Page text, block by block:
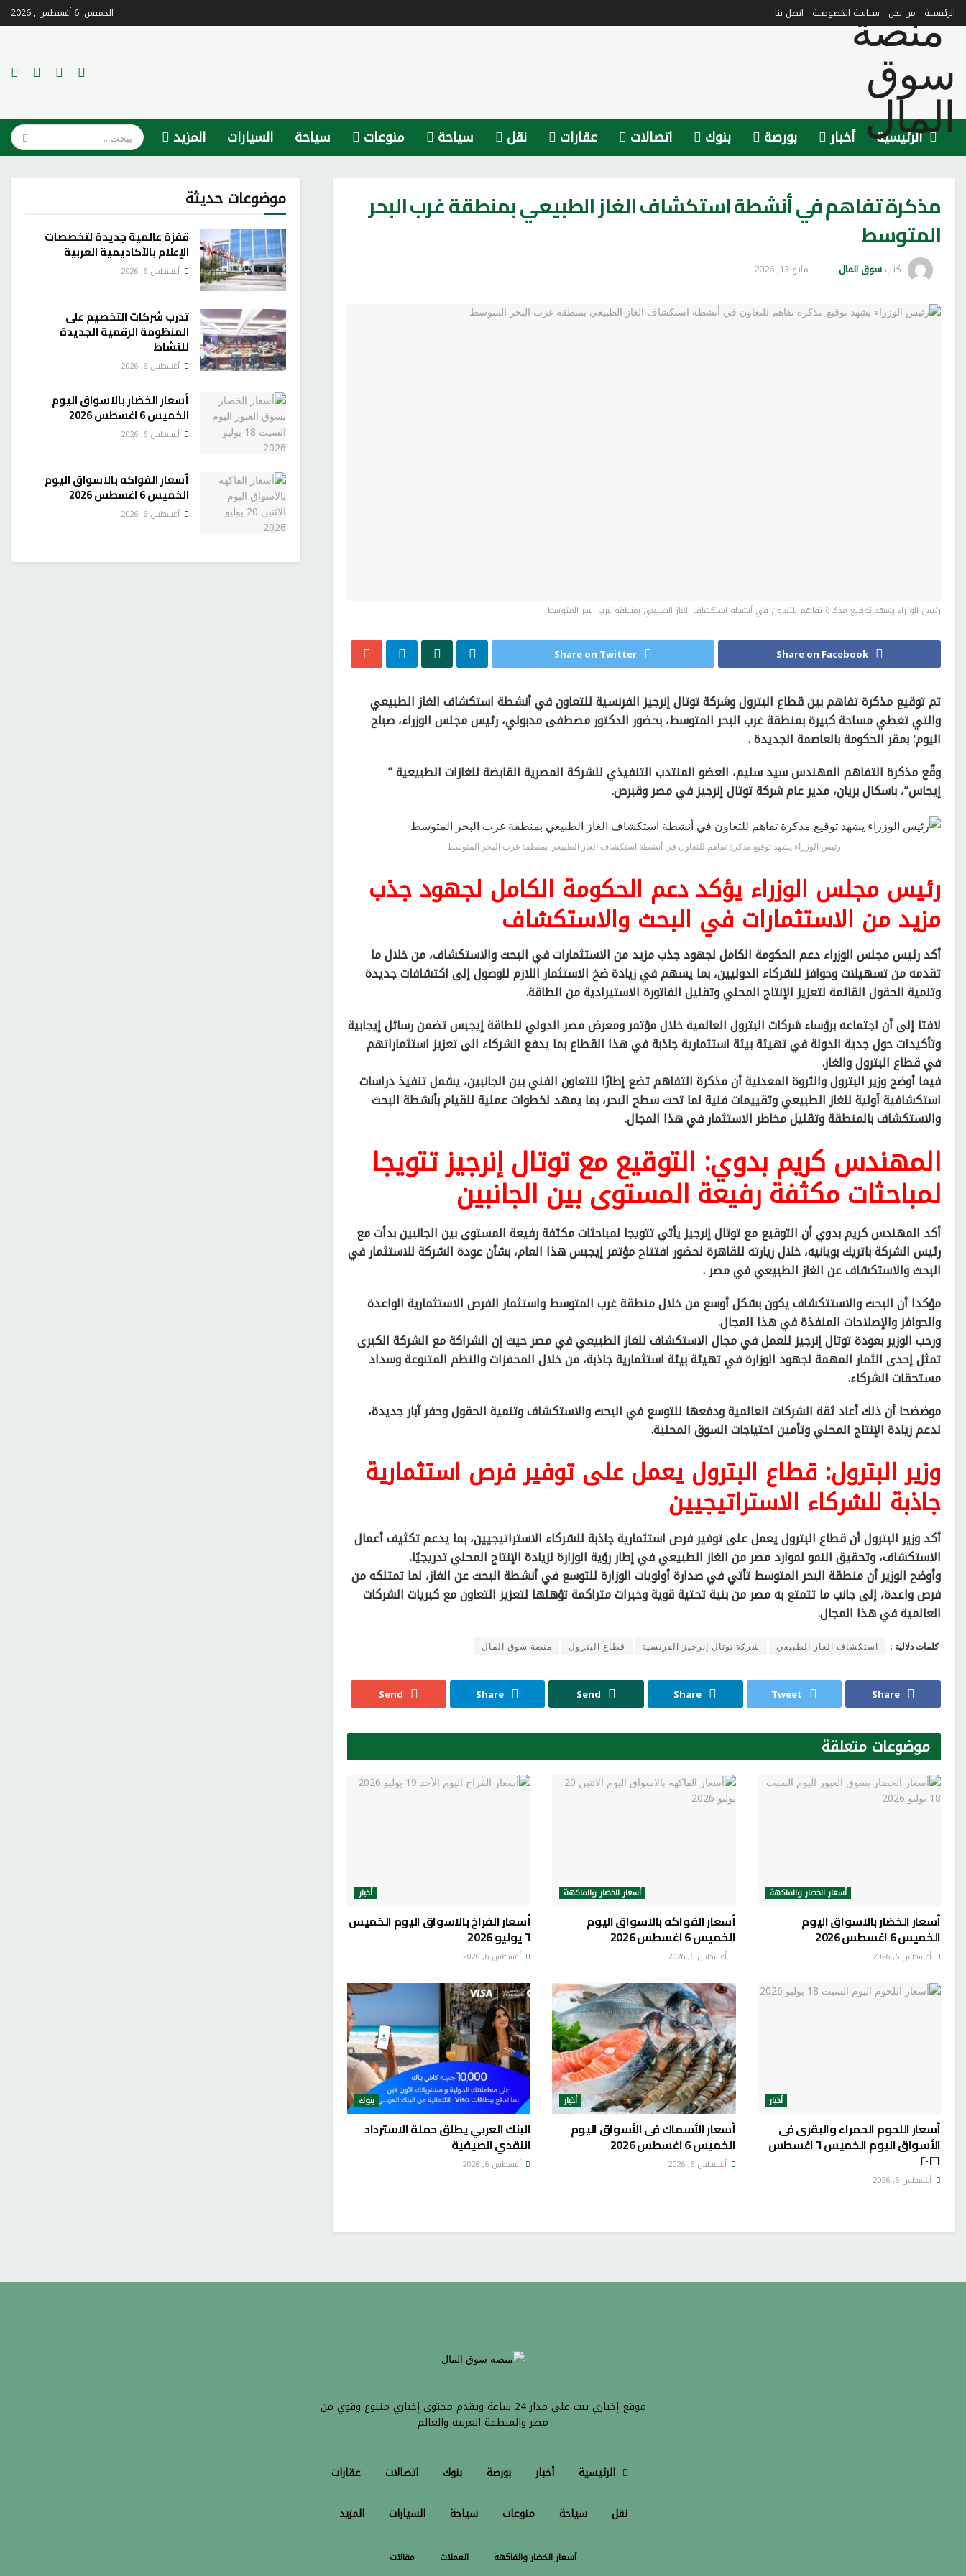
الرئيسية من نحن سياسة الخصوصية اتصل بنا الخميس, 6 أغسطس , 2026
الرئيسية أخبار بورصة بنوك اتصالات عقارات نقل سياحة منوعات سياحة السيارات المزيد
مذكرة تفاهم في أنشطة استكشاف الغاز الطبيعي بمنطقة غرب البحر
المتوسط
كتب سوق المال مايو 13, 2026
رئيس الوزراء يشهد توقيع مذكرة تفاهم للتعاون في أنشطة استكشاف الغاز الطبيعي بمنطقة غرب البحر المتوسط
Share on Facebook
Share on Twitter
تم توقيع مذكرة تفاهم بين قطاع البترول وشركة توتال إنرجيز الفرنسية للتعاون في أنشطة استكشاف الغاز الطبيعي
والتي تغطي مساحة كبيرة بمنطقة غرب البحر المتوسط، بحضور الدكتور مصطفى مدبولي، رئيس مجلس الوزراء، صباح
اليوم؛ بمقر الحكومة بالعاصمة الجديدة .
وقّع مذكرة التفاهم المهندس سيد سليم، العضو المنتدب التنفيذي للشركة المصرية القابضة للغازات الطبيعية ”
إيجاس”، باسكال بريان، مدير عام شركة توتال إنرجيز في مصر وقبرص.
رئيس الوزراء يشهد توقيع مذكرة تفاهم للتعاون في أنشطة استكشاف الغاز الطبيعي بمنطقة غرب البحر المتوسط
رئيس مجلس الوزراء يؤكد دعم الحكومة الكامل لجهود جذب
مزيد من الاستثمارات في البحث والاستكشاف
أكد رئيس مجلس الوزراء دعم الحكومة الكامل لجهود جذب مزيد من الاستثمارات في البحث والاستكشاف، من خلال ما
تقدمه من تسهيلات وحوافز للشركاء الدوليين، بما يسهم في زيادة ضخ الاستثمار اللازم للوصول إلى اكتشافات جديدة
وتنمية الحقول القائمة لتعزيز الإنتاج المحلي وتقليل الفاتورة الاستيرادية من الطاقة.
لافتا إلى أن اجتماعه برؤساء شركات البترول العالمية خلال مؤتمر ومعرض مصر الدولي للطاقة إيجبس تضمن رسائل إيجابية
وتأكيدات حول جدية الدولة في تهيئة بيئة استثمارية جاذبة في هذا القطاع بما يدفع الشركاء الى تعزيز استثماراتهم
في قطاع البترول والغاز.
فيما أوضح وزير البترول والثروة المعدنية أن مذكرة التفاهم تضع إطارًا للتعاون الفني بين الجانبين، يشمل تنفيذ دراسات
استكشافية أولية للغاز الطبيعي وتقييمات فنية لما تحت سطح البحر، بما يمهد لخطوات عملية للقيام بأنشطة البحث
والاستكشاف بالمنطقة وتقليل مخاطر الاستثمار في هذا المجال.
المهندس كريم بدوي: التوقيع مع توتال إنرجيز تتويجا
لمباحثات مكثفة رفيعة المستوى بين الجانبين
أكد المهندس كريم بدوي أن التوقيع مع توتال إنرجيز يأتي تتويجا لمباحثات مكثفة رفيعة المستوى بين الجانبين بدأت مع
رئيس الشركة باتريك بويانيه، خلال زيارته للقاهرة لحضور افتتاح مؤتمر إيجبس هذا العام، بشأن عودة الشركة للاستثمار في
البحث والاستكشاف عن الغاز الطبيعي في مصر .
مؤكدا أن البحث والاستتكشاف يكون بشكل أوسع من خلال منطقة غرب المتوسط واستثمار الفرص الاستثمارية الواعدة
والحوافز والإصلاحات المنفذة في هذا المجال.
ورحب الوزير بعودة توتال إنرجيز للعمل في مجال الاستكشاف للغاز الطبيعي في مصر حيث إن الشراكة مع الشركة الكبرى
تمثل إحدى الثمار المهمة لجهود الوزارة في تهيئة بيئة استثمارية جاذبة، من خلال المحفزات والنظم المتنوعة وسداد
مستحقات الشركاء.
موضضحا أن ذلك أعاد ثقة الشركات العالمية ودفعها للتوسع في البحث والاستكشاف وتنمية الحقول وحفر آبار جديدة،
لدعم زيادة الإنتاج المحلي وتأمين احتياجات السوق المحلية.
وزير البترول: قطاع البترول يعمل على توفير فرص استثمارية
جاذبة للشركاء الاستراتيجيين
أكد وزير البترول أن قطاع البترول يعمل على توفير فرص استثمارية جاذبة للشركاء الاستراتيجيين، بما يدعم تكثيف أعمال
الاستكشاف، وتحقيق النمو لموارد مصر من الغاز الطبيعي في إطار رؤية الوزارة لزيادة الإنتاج المحلي تدريجيًا.
وأوضح الوزير أن منطقة البحر المتوسط تأتي في صدارة أولويات الوزارة للتوسع في أنشطة البحث عن الغاز، لما تمتلكه من
فرص واعدة، إلى جانب ما تتمتع به مصر من بنية تحتية قوية وخبرات متراكمة تؤهلها لتعزيز التعاون مع كبريات الشركات
العالمية في هذا المجال.
كلمات دلالية : استكشاف الغاز الطبيعي شركة توتال إنرجيز الفرنسية قطاع البترول منصة سوق المال
Share
Tweet
Share
Send
Share
Send
موضوعات متعلقة
أسعار الخضار والفاكهة
أسعار الخضار بالاسواق اليوم
الخميس 6 اغسطس 2026
أغسطس 6, 2026
أسعار الخضار والفاكهة
أسعار الفواكه بالاسواق اليوم
الخميس 6 اغسطس 2026
أغسطس 6, 2026
أخبار
أسعار الفراخ بالاسواق اليوم الخميس
٦ يوليو 2026
أغسطس 6, 2026
أخبار
أسعار اللحوم الحمراء والبقرى فى
الأسواق اليوم الخميس ٦ اغسطس
٢٠٢٦
أغسطس 6, 2026
أخبار
أسعار الأسماك فى الأسواق اليوم
الخميس 6 اغسطس 2026
أغسطس 6, 2026
بنوك
البنك العربي يطلق حملة الاسترداد
النقدي الصيفية
أغسطس 6, 2026
موضوعات حديثة
قفزة عالمية جديدة لتخصصات
الإعلام بالأكاديمية العربية
أغسطس 6, 2026
تدرب شركات التخصيم على
المنظومة الرقمية الجديدة
للنشاط
أغسطس 6, 2026
أسعار الخضار بالاسواق اليوم
الخميس 6 اغسطس 2026
أغسطس 6, 2026
أسعار الفواكه بالاسواق اليوم
الخميس 6 اغسطس 2026
أغسطس 6, 2026
موقع إخباري يبث على مدار 24 ساعة ويقدم محتوى إخباري متنوع وقوي من
مصر والمنطقة العربية والعالم
الرئيسية أخبار بورصة بنوك اتصالات عقارات
نقل سياحة منوعات سياحة السيارات المزيد
أسعار الخضار والفاكهة العملات مقالات